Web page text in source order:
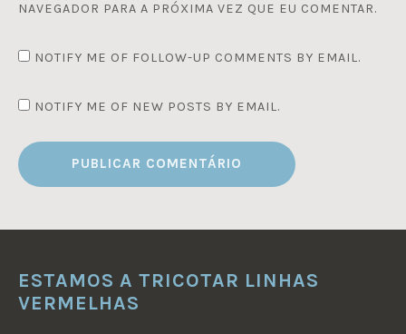
NAVEGADOR PARA A PRÓXIMA VEZ QUE EU COMENTAR.
NOTIFY ME OF FOLLOW-UP COMMENTS BY EMAIL.
NOTIFY ME OF NEW POSTS BY EMAIL.
ESTAMOS A TRICOTAR LINHAS
VERMELHAS